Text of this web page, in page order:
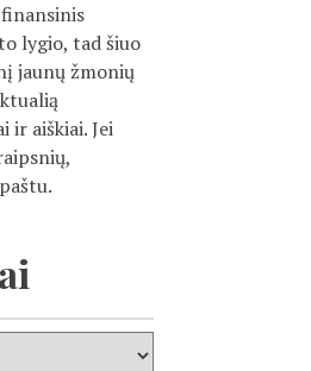
lygio, tad šiuo
jaunų žmonių
ir aiškiai. Jei